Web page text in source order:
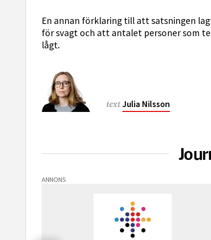
En annan förklaring till att satsningen
för svagt och att antalet personer som
lågt.
text Julia Nilsson
ANNONS